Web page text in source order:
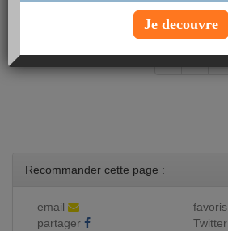
- de
Recommander cette page :
email
favoris
partager
Twitter
Je decouvre